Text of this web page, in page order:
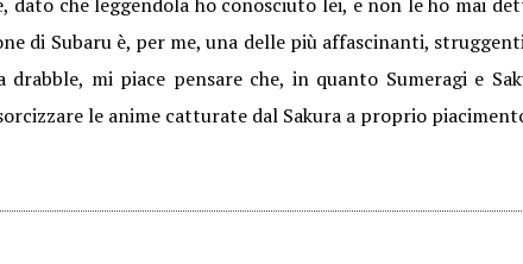
di Subaru è, per me, una delle più affascinanti,
mi piace pensare che, in quanto Sumeragi e
le anime catturate dal Sakura a proprio